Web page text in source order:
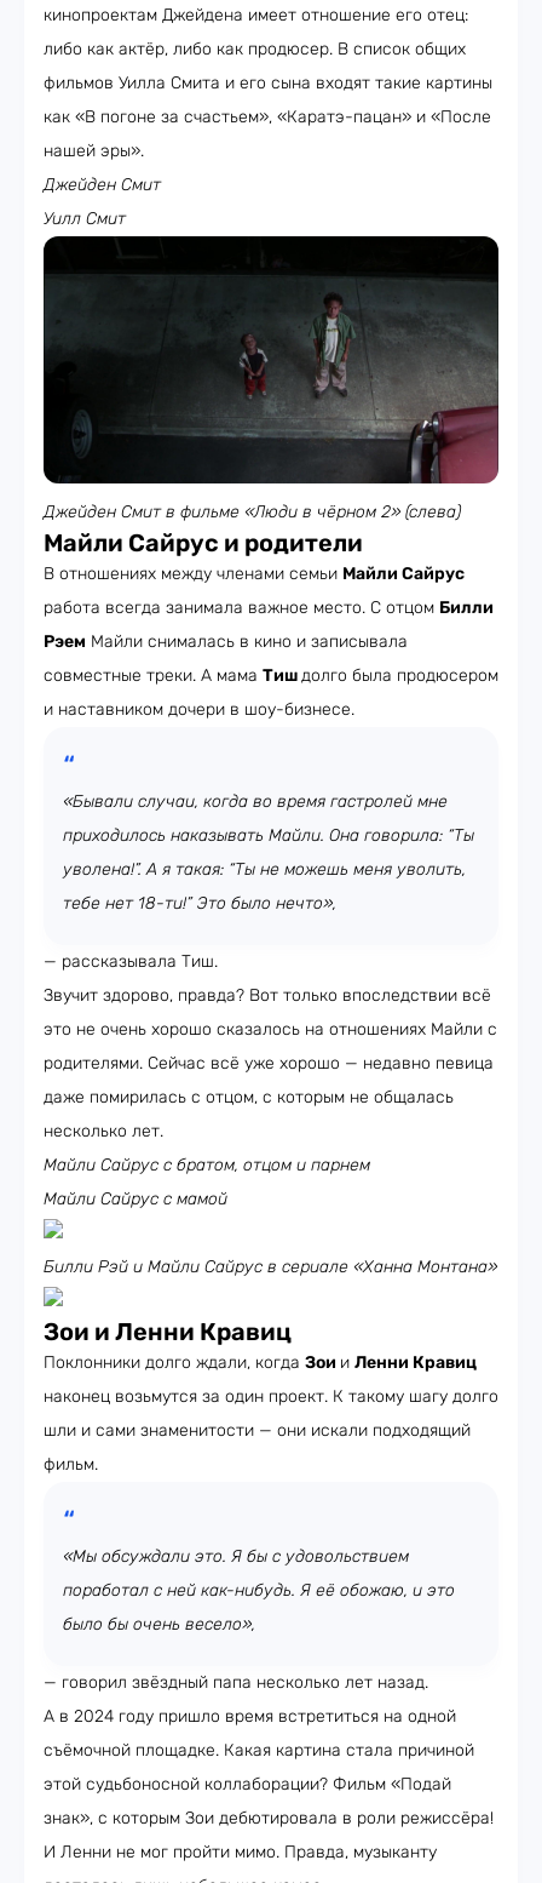
кинопроектам Джейдена имеет отношение его отец:
либо как актёр, либо как продюсер. В список общих
фильмов Уилла Смита и его сына входят такие картины
как «В погоне за счастьем», «Каратэ-пацан» и «После
нашей эры».
Джейден Смит
Уилл Смит
Джейден Смит в фильме «Люди в чёрном 2» (слева)
Майли Сайрус и родители
В отношениях между членами семьи Майли Сайрус
работа всегда занимала важное место. С отцом Билли
Рэем Майли снималась в кино и записывала
совместные треки. А мама Тишдолго была продюсером
и наставником дочери в шоу-бизнесе.
«Бывали случаи, когда во время гастролей мне
приходилось наказывать Майли. Она говорила: “Ты
уволена!”. А я такая: “Ты не можешь меня уволить,
тебе нет 18-ти!” Это было нечто»,
— рассказывала Тиш.
Звучит здорово, правда? Вот только впоследствии всё
это не очень хорошо сказалось на отношениях Майли с
родителями. Сейчас всё уже хорошо — недавно певица
даже помирилась с отцом, с которым не общалась
несколько лет.
Майли Сайрус с братом, отцом и парнем
Майли Сайрус с мамой
Билли Рэй и Майли Сайрус в сериале «Ханна Монтана»
Зои и Ленни Кравиц
Поклонники долго ждали, когда Зои и Ленни Кравиц
наконец возьмутся за один проект. К такому шагу долго
шли и сами знаменитости — они искали подходящий
фильм.
«Мы обсуждали это. Я бы с удовольствием
поработал с ней как-нибудь. Я её обожаю, и это
было бы очень весело»,
— говорил звёздный папа несколько лет назад.
А в 2024 году пришло время встретиться на одной
съёмочной площадке. Какая картина стала причиной
этой судьбоносной коллаборации? Фильм «Подай
знак», с которым Зои дебютировала в роли режиссёра!
И Ленни не мог пройти мимо. Правда, музыканту